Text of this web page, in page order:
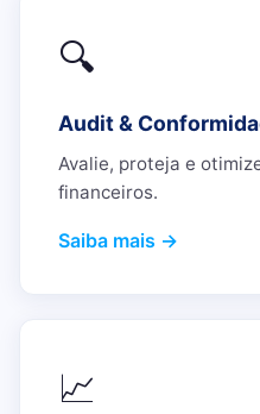
🔍
Audit &
Avalie, proteja e
financeiros.
Saiba mais →
📈